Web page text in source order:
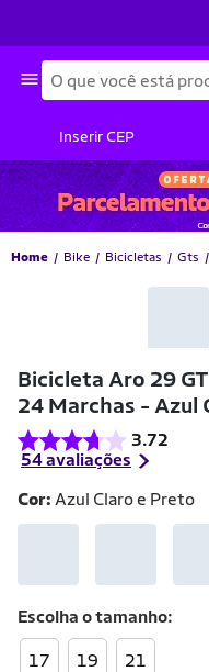
Busca
Inserir CEP
Home Bike Bicicletas Gts
Bicicleta Aro 29
24 Marchas - Azul
3.72
54 avaliações
Cor: Azul Claro e Preto
Escolha otamanho
17 19 21